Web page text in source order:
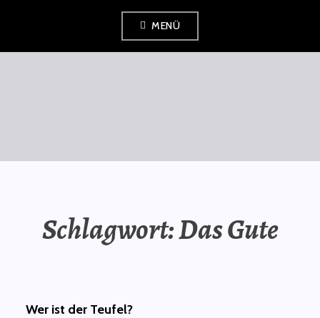
springen
MENÜ
Schlagwort:Das Gute
Wer ist der Teufel?